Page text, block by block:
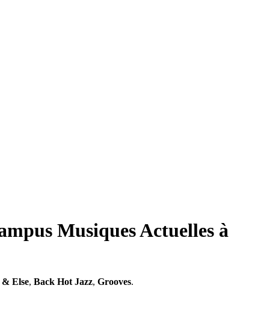
Musiques Actuelles à
Else, Back Hot Jazz, Grooves.